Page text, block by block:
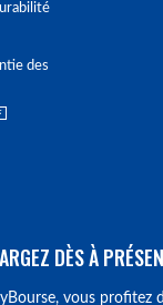
des
DÈS À
vous profitez